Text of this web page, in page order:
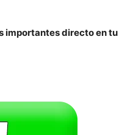
importantes directo en tu